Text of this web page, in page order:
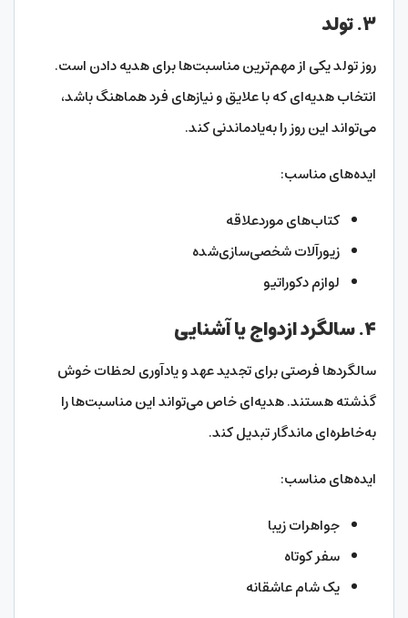
۳. تولد
روز تولد یکی از مهم‌ترین مناسبت‌ها برای هدیه دادن است.
انتخاب هدیه‌ای که با علایق و نیازهای فرد هماهنگ باشد،
می‌تواند این روز را به‌یادماندنی کند.
ایده‌های مناسب:
کتاب‌های موردعلاقه
زیورآلات شخصی‌سازی‌شده
لوازم دکوراتیو
۴. سالگرد ازدواج یا آشنایی
سالگردها فرصتی برای تجدید عهد و یادآوری لحظات خوش
گذشته هستند. هدیه‌ای خاص می‌تواند این مناسبت‌ها را
به‌خاطره‌ای ماندگار تبدیل کند.
ایده‌های مناسب:
جواهرات زیبا
سفر کوتاه
یک شام عاشقانه